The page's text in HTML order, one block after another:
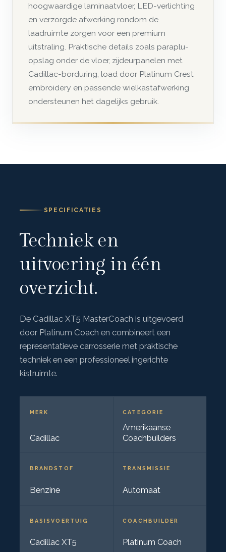
hoogwaardige laminaatvloer, LED-verlichting
en verzorgde afwerking rondom de
laadruimte zorgen voor een premium
uitstraling. Praktische details zoals paraplu-
opslag onder de vloer, zijdeurpanelen met
Cadillac-borduring, load door Platinum Crest
embroidery en passende wielkastafwerking
ondersteunen het dagelijks gebruik.
SPECIFICATIES
Techniek en
uitvoering in één
overzicht.
De Cadillac XT5 MasterCoach is uitgevoerd
door Platinum Coach en combineert een
representatieve carrosserie met praktische
techniek en een professioneel ingerichte
kistruimte.
MERK
Cadillac
CATEGORIE
Amerikaanse
Coachbuilders
BRANDSTOF
Benzine
TRANSMISSIE
Automaat
BASISVOERTUIG
Cadillac XT5
COACHBUILDER
Platinum Coach